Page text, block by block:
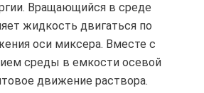
Вращающийся в среде
жидкость двигаться по
оси миксера. Вместе с
среды в емкости осевой
движение раствора.